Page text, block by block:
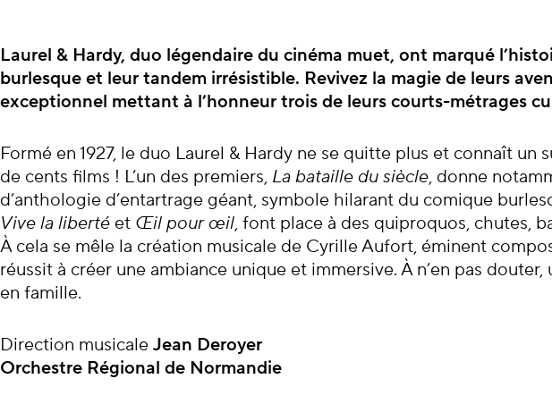
À propos du concert
Laurel & Hardy, duo légendaire du cinéma muet, ont marqué
burlesque et leur tandem irrésistible. Revivez la magie de leurs
exceptionnel mettant à l’honneur trois de leurs courts-métrages
Formé en 1927, le duo Laurel & Hardy ne se quitte plus et connaît un
de cents films ! L’un des premiers, La bataille du siècle, donne
d’anthologie d’entartrage géant, symbole hilarant du comique
Vive la liberté et Œil pour œil, font place à des quiproquos, chutes,
À cela se mêle la création musicale de Cyrille Aufort, éminent
réussit à créer une ambiance unique et immersive. À n’en pas
en famille.
Direction musicaleJean Deroyer
Orchestre Régional de Normandie